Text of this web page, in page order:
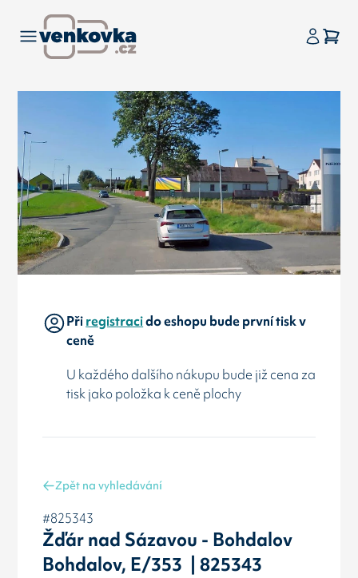
Přiregistracido eshopu bude první tisk v
ceně
U každého dalšího nákupu bude již cena za
tisk jako položka k ceně plochy
Zpět na vyhledávání
#825343
Žďár nad Sázavou - Bohdalov
Bohdalov, E/353 | 825343